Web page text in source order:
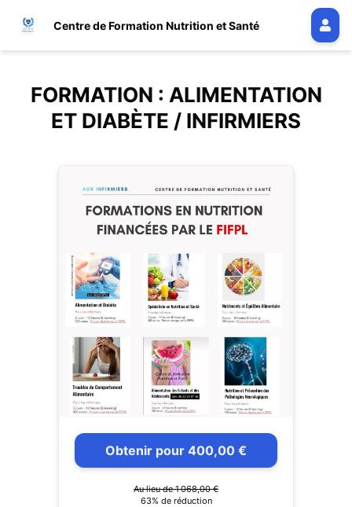
Centre de Formation Nutrition et Santé
FORMATION : ALIMENTATION
ET DIABÈTE / INFIRMIERS
Obtenir pour 400,00 €
Au lieu de 1 068,00 €
63% de réduction